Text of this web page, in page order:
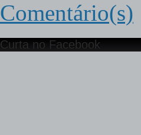
Comentário(s)
Curta no Facebook